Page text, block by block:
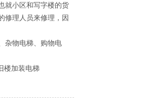
就小区和写字楼的货
修理人员来修理，因
杂物电梯、购物电
楼加装电梯